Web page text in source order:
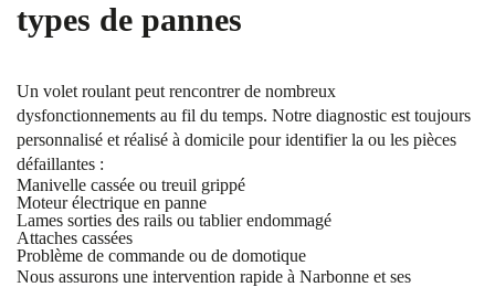
types de pannes
Un volet roulant peut rencontrer de nombreux
dysfonctionnements au fil du temps. Notre diagnostic est toujours
personnalisé et réalisé à domicile pour identifier la ou les pièces
défaillantes :
Manivelle cassée ou treuil grippé
Moteur électrique en panne
Lames sorties des rails ou tablier endommagé
Attaches cassées
Problème de commande ou de domotique
Nous assurons une intervention rapide à Narbonne et ses